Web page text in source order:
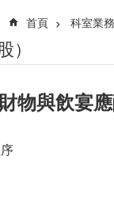
首頁 科室業務
）
物與飲宴